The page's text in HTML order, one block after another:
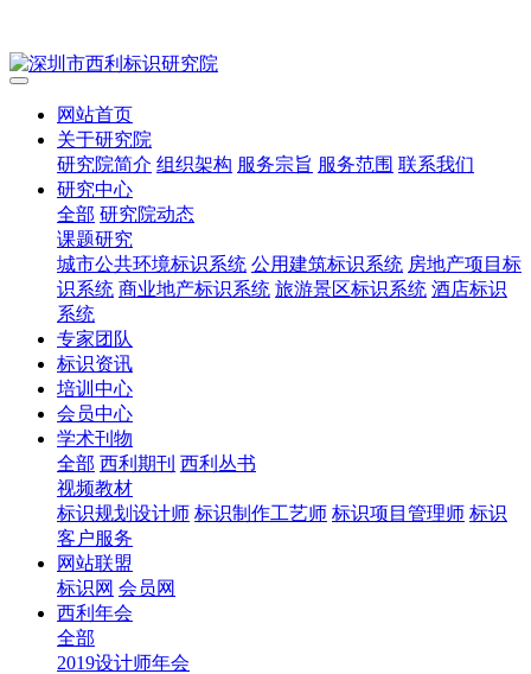
网站首页
关于研究院
研究院简介 组织架构 服务宗旨 服务范围 联系我们
研究中心
全部 研究院动态
课题研究
城市公共环境标识系统 公用建筑标识系统 房地产项目标
识系统 商业地产标识系统 旅游景区标识系统 酒店标识
系统
专家团队
标识资讯
培训中心
会员中心
学术刊物
全部 西利期刊 西利丛书
视频教材
标识规划设计师 标识制作工艺师 标识项目管理师 标识
客户服务
网站联盟
标识网 会员网
西利年会
全部
2019设计师年会